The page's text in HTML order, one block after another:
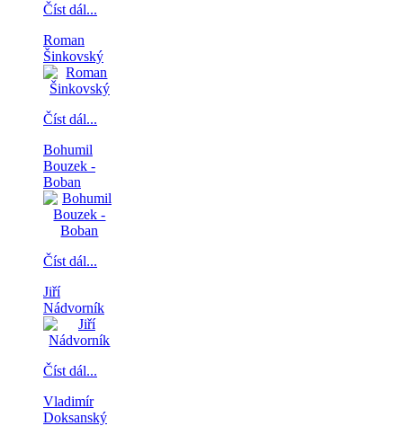
Číst dál...
Roman
Šinkovský
Číst dál...
Bohumil
Bouzek -
Boban
Číst dál...
Jiří
Nádvorník
Číst dál...
Vladimír
Doksanský